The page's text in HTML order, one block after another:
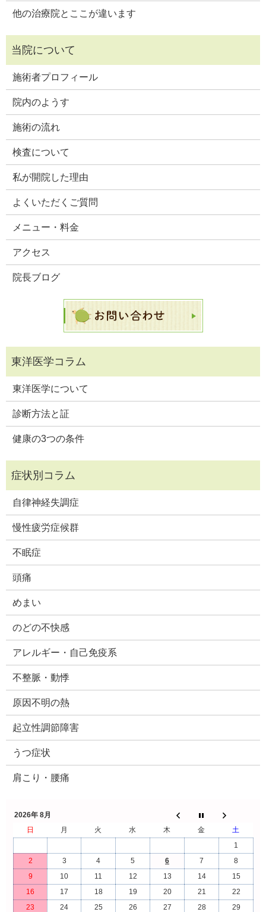
他の治療院とここが違います
施術者プロフィール
院内のようす
施術の流れ
検査について
私が開院した理由
よくいただくご質問
メニュー・料金
アクセス
院長ブログ
東洋医学について
診断方法と証
健康の3つの条件
自律神経失調症
慢性疲労症候群
不眠症
頭痛
めまい
のどの不快感
アレルギー・自己免疫系
不整脈・動悸
原因不明の熱
起立性調節障害
うつ症状
肩こり・腰痛
2026年 8月
日
月 火 水 木 金
土
1
2
3 4 5 6 7
8
9
10 11 12 13 14
15
16
17 18 19 20 21
22
23
24 25 26 27 28
29